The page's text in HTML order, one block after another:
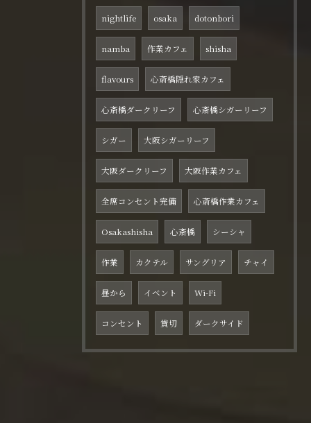
nightlife osaka dotonbori
namba 作業カフェ shisha
flavours 心斎橋隠れ家カフェ
心斎橋ダークリーフ 心斎橋シガーリーフ
シガー 大阪シガーリーフ
大阪ダークリーフ 大阪作業カフェ
全席コンセント完備 心斎橋作業カフェ
Osakashisha 心斎橋 シーシャ
作業 カクテル サングリア チャイ
昼から イベント Wi-Fi
コンセント 貸切 ダークサイド